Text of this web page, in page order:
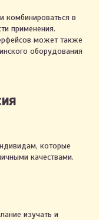
комбинироваться в
применения.
может также
оборудования
которые
качествами.
изучать и